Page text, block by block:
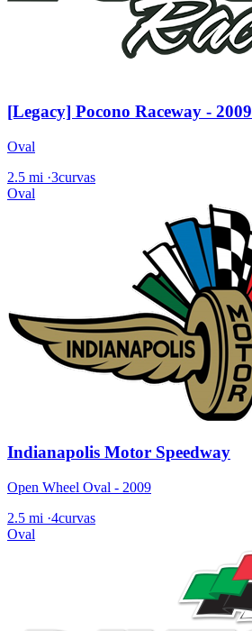
[Legacy] Pocono Raceway - 2009
Oval
2.5 mi ·3curvas
Oval
Indianapolis Motor Speedway
Open Wheel Oval - 2009
2.5 mi ·4curvas
Oval